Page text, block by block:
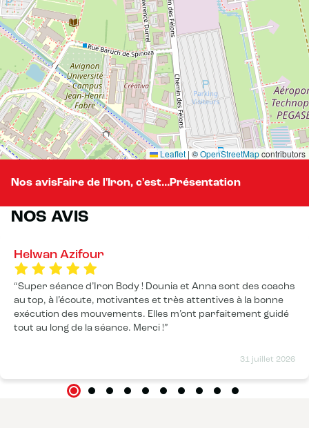
Leaflet | ©OpenStreetMapcontributors
Nos avisFaire de l'Iron, c'est...Présentation
NOS AVIS
Helwan Azifour
31 juillet 2026
Super séance d’Iron Body ! Dounia et Anna sont des coachs
au top, à l’écoute, motivantes et très attentives à la bonne
exécution des mouvements. Elles m’ont parfaitement guidé
tout au long de la séance. Merci !